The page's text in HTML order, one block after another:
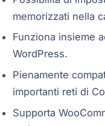
memorizzati nella
Funziona insieme
WordPress.
Pienamente
importanti reti di
Supporta